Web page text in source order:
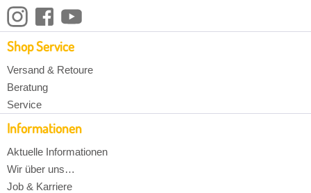
Shop Service
Versand & Retoure
Beratung
Service
Informationen
Aktuelle Informationen
Wir über uns…
Job & Karriere